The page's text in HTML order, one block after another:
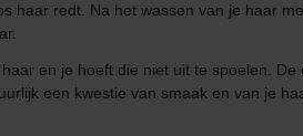
haar redt. Na het wassen van je haar
en je hoeft die niet uit te spoelen.
een kwestie van smaak en van je